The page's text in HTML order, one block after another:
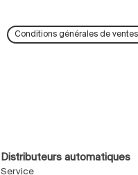
Conditions générales de ventes
Distributeurs automatiques
Service